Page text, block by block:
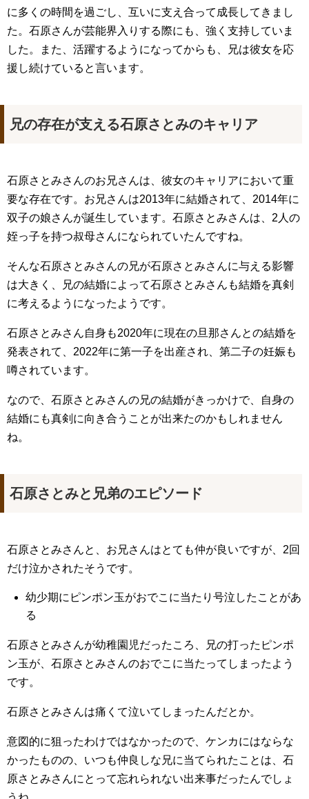
に多くの時間を過ごし、互いに支え合って成長してきまし
た。石原さんが芸能界入りする際にも、強く支持していま
した。また、活躍するようになってからも、兄は彼女を応
援し続けていると言います。
兄の存在が支える石原さとみのキャリア
石原さとみさんのお兄さんは、彼女のキャリアにおいて重
要な存在です。お兄さんは2013年に結婚されて、2014年に
双子の娘さんが誕生しています。石原さとみさんは、2人の
姪っ子を持つ叔母さんになられていたんですね。
そんな石原さとみさんの兄が石原さとみさんに与える影響
は大きく、兄の結婚によって石原さとみさんも結婚を真剣
に考えるようになったようです。
石原さとみさん自身も2020年に現在の旦那さんとの結婚を
発表されて、2022年に第一子を出産され、第二子の妊娠も
噂されています。
なので、石原さとみさんの兄の結婚がきっかけで、自身の
結婚にも真剣に向き合うことが出来たのかもしれません
ね。
石原さとみと兄弟のエピソード
石原さとみさんと、お兄さんはとても仲が良いですが、2回
だけ泣かされたそうです。
幼少期にピンポン玉がおでこに当たり号泣したことがあ
る
石原さとみさんが幼稚園児だったころ、兄の打ったピンポ
ン玉が、石原さとみさんのおでこに当たってしまったよう
です。
石原さとみさんは痛くて泣いてしまったんだとか。
意図的に狙ったわけではなかったので、ケンカにはならな
かったものの、いつも仲良しな兄に当てられたことは、石
原さとみさんにとって忘れられない出来事だったんでしょ